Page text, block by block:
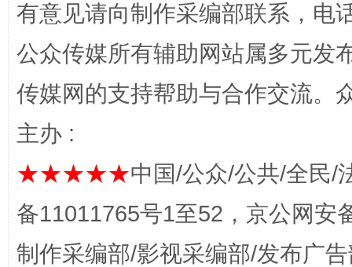
有意见请向制作采编部联系，电
公众传媒所有辅助网站属多元发
传媒网的支持帮助与合作交流。
主办 :
★★★★★中国/公众/公共/全民/
备11011765号1至52，京公网安
制作采编部/影视采编部/发布广